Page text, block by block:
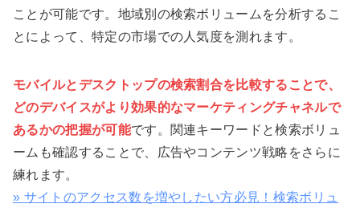
ことが可能です。地域別の検索ボリュームを分析するこ
とによって、特定の市場での人気度を測れます。
モバイルとデスクトップの検索割合を比較することで、
どのデバイスがより効果的なマーケティングチャネルで
あるかの把握が可能です。関連キーワードと検索ボリュ
ームも確認することで、広告やコンテンツ戦略をさらに
練れます。
» サイトのアクセス数を増やしたい方必見！検索ボリュ